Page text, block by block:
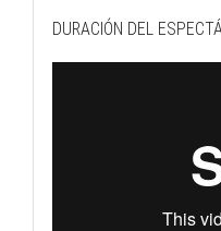
DURACIÓN DEL